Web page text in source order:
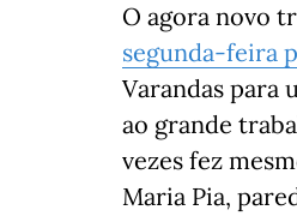
O agora novo
segunda-feira
Varandas para
ao grande
vezes fez
Maria Pia,